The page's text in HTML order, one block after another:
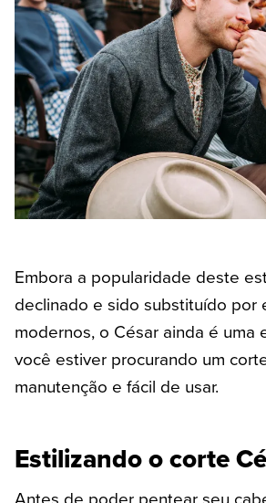
Embora a popularidade deste
declinado e sido substituído por
modernos, o César ainda é uma
você estiver procurando um
manutenção e fácil de usar.
Estilizando o corte
Antes de poder pentear seu